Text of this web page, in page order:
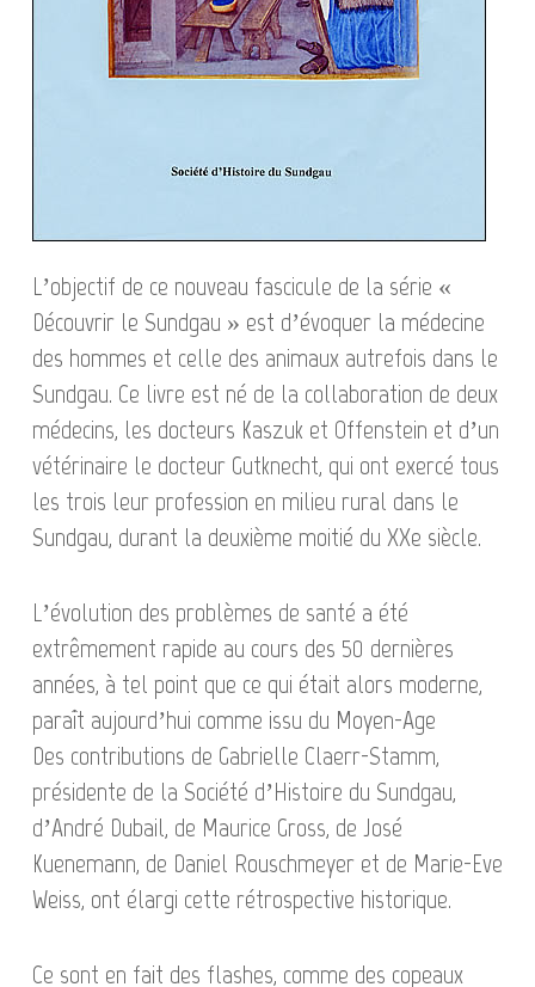
L’objectif de ce nouveau fascicule de la série «
Découvrir le Sundgau » est d’évoquer la médecine
des hommes et celle des animaux autrefois dans le
Sundgau. Ce livre est né de la collaboration de deux
médecins, les docteurs Kaszuk et Offenstein et d’un
vétérinaire le docteur Gutknecht, qui ont exercé tous
les trois leur profession en milieu rural dans le
Sundgau, durant la deuxième moitié du XXe siècle.
L’évolution des problèmes de santé a été
extrêmement rapide au cours des 50 dernières
années, à tel point que ce qui était alors moderne,
paraît aujourd’hui comme issu du Moyen-Age
Des contributions de Gabrielle Claerr-Stamm,
présidente de la Société d’Histoire du Sundgau,
d’André Dubail, de Maurice Gross, de José
Kuenemann, de Daniel Rouschmeyer et de Marie-Eve
Weiss, ont élargi cette rétrospective historique.
Ce sont en fait des flashes, comme des copeaux